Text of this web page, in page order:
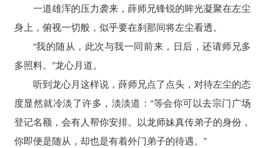
一道雄浑的压力袭来，薛师兄锋锐的眸光凝聚在左尘
身上，俯视一切般，似乎要在刹那间将左尘看透。
“我的随从，此次与我一同前来，日后，还请师兄多
多照料。”龙心月道。
听到龙心月这样说，薛师兄点了点头，对待左尘的态
度显然就冷淡了许多，淡淡道：“等会你可以去宗门广场
登记名额，会有人帮你安排。以龙师妹真传弟子的身份，
你即便是随从，却也是有着外门弟子的待遇。”